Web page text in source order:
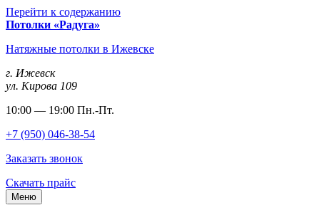
Перейти к содержанию
Потолки «Радуга»
Натяжные потолки в Ижевске
г. Ижевск
ул. Кирова 109
10:00 — 19:00 Пн.-Пт.
+7 (950) 046-38-54
Заказать звонок
Скачать прайс
Меню